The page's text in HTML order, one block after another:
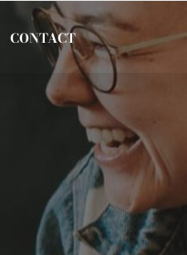
CONTACT